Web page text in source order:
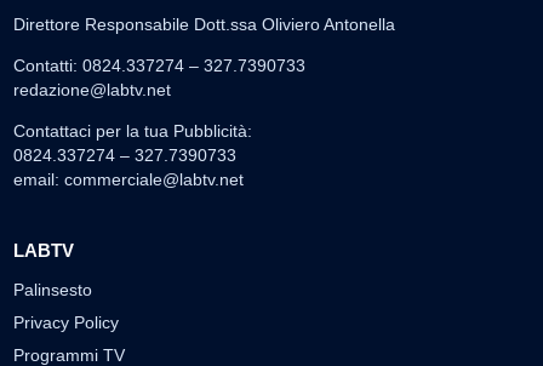
Direttore Responsabile Dott.ssa Oliviero Antonella
Contatti: 0824.337274 – 327.7390733
redazione@labtv.net
Contattaci per la tua Pubblicità:
0824.337274 – 327.7390733
email: commerciale@labtv.net
LABTV
Palinsesto
Privacy Policy
Programmi TV